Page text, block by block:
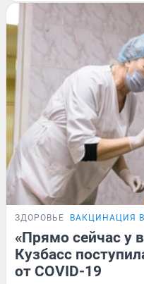
ЗДОРОВЬЕ ВАКЦИНАЦИЯ
«Прямо сейчас у
Кузбасс
от COVID-19